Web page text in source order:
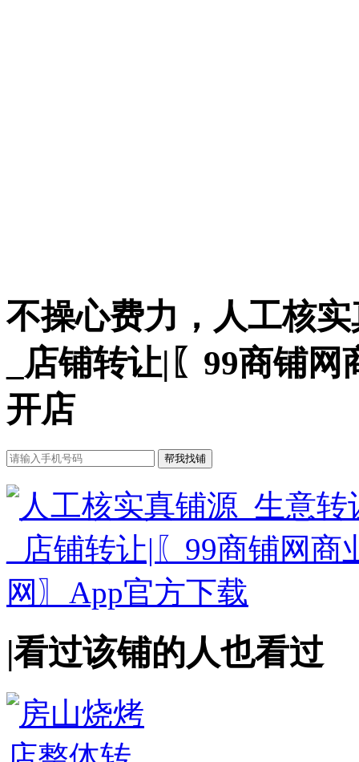
不操心费力，人工核
_店铺转让|〖99商铺
开店
|看过该铺的人也看过